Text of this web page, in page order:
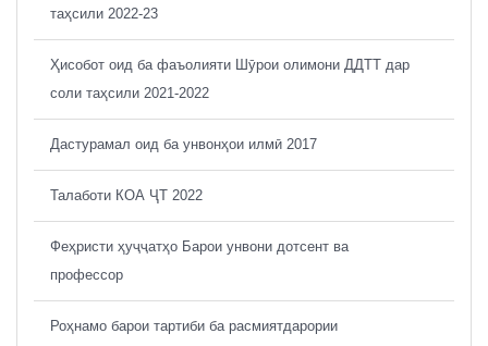
таҳсили 2022-23
Ҳисобот оид ба фаъолияти Шӯрои олимони ДДТТ дар
соли таҳсили 2021-2022
Дастурамал оид ба унвонҳои илмӣ 2017
Талаботи КОА ҶТ 2022
Феҳристи ҳуҷҷатҳо Барои унвони дотсент ва
профессор
Роҳнамо барои тартиби ба расмиятдарории